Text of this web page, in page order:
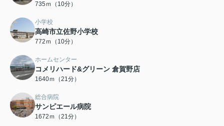
735ｍ（10分）
小学校
高崎市立佐野小学校
772ｍ（10分）
ホームセンター
コメリハード&グリーン 倉賀野店
1640ｍ（21分）
総合病院
サンピエール病院
1672ｍ（21分）